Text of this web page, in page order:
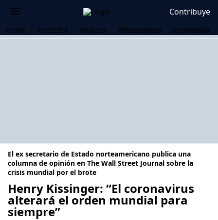
Contribuye
HOME POLÍTICA MUNDO PERIODISMO ECONOMÍA
El ex secretario de Estado norteamericano publica una
columna de opinión en The Wall Street Journal sobre la
crisis mundial por el brote
Henry Kissinger: “El coronavirus
alterará el orden mundial para
siempre”